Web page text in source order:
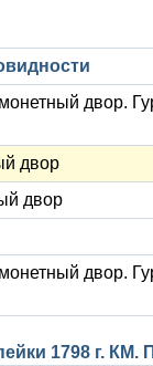
двор.
двор
двор
двор.
1798 г.